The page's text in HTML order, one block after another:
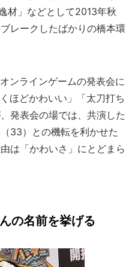
材」などとして2013年秋
レークしたばかりの橋本環
ンラインゲームの発表会に
ほどかわいい」「太刀打ち
発表会の場では、共演した
33）との機転を利かせた
は「かわいさ」にとどまら
の名前を挙げる